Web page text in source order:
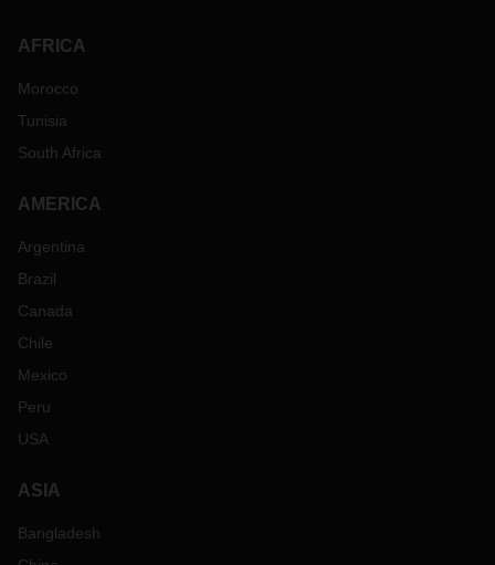
AFRICA
Morocco
Tunisia
South Africa
AMERICA
Argentina
Brazil
Canada
Chile
Mexico
Peru
USA
ASIA
Bangladesh